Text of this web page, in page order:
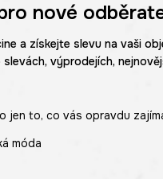
nové
a získejte slevu na vaši
výprodejích,
jen to, co vás opravdu
móda